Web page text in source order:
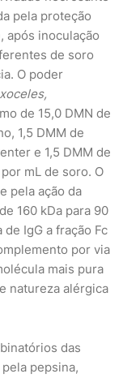
pela proteção
após inoculação
de soro
O poder
de 15,0 DMN de
1,5 DMM de
e 1,5 DMM de
mL de soro. O
pela ação da
160 kDa para 90
IgG a fração Fc
por via
mais pura
natureza alérgica
das
pepsina,